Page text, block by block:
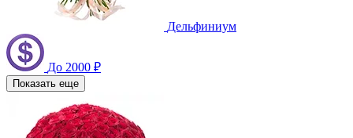
Дельфиниум
До 2000 ₽
Показать еще